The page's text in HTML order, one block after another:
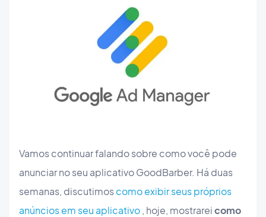
Vamos continuar falando sobre como você pode
anunciar no seu aplicativo GoodBarber. Há duas
semanas, discutimoscomo exibir seus próprios
anúncios em seu aplicativo , hoje, mostrareicomo